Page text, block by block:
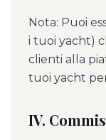
Nota: Puoi
i tuoi yacht)
clienti alla
tuoi yacht
IV.